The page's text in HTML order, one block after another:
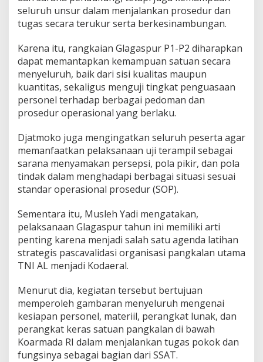
seluruh unsur dalam menjalankan prosedur dan
tugas secara terukur serta berkesinambungan.
Karena itu, rangkaian Glagaspur P1-P2 diharapkan
dapat memantapkan kemampuan satuan secara
menyeluruh, baik dari sisi kualitas maupun
kuantitas, sekaligus menguji tingkat penguasaan
personel terhadap berbagai pedoman dan
prosedur operasional yang berlaku.
Djatmoko juga mengingatkan seluruh peserta agar
memanfaatkan pelaksanaan uji terampil sebagai
sarana menyamakan persepsi, pola pikir, dan pola
tindak dalam menghadapi berbagai situasi sesuai
standar operasional prosedur (SOP).
Sementara itu, Musleh Yadi mengatakan,
pelaksanaan Glagaspur tahun ini memiliki arti
penting karena menjadi salah satu agenda latihan
strategis pascavalidasi organisasi pangkalan utama
TNI AL menjadi Kodaeral.
Menurut dia, kegiatan tersebut bertujuan
memperoleh gambaran menyeluruh mengenai
kesiapan personel, materiil, perangkat lunak, dan
perangkat keras satuan pangkalan di bawah
Koarmada RI dalam menjalankan tugas pokok dan
fungsinya sebagai bagian dari SSAT.